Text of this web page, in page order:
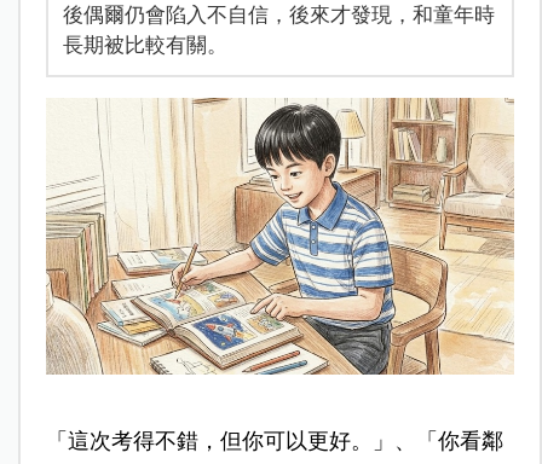
後偶爾仍會陷入不自信，後來才發現，和童年時
長期被比較有關。
「這次考得不錯，但你可以更好。」、「你看鄰